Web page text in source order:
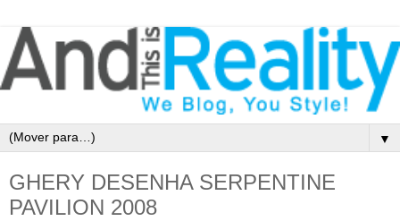
▼
GHERY DESENHA SERPENTINE
PAVILION 2008